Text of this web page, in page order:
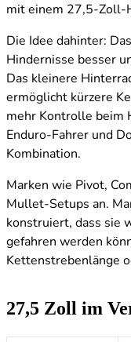
mit einem 27,5-Zoll-
Die Idee dahinter:
Hindernisse besser
Das kleinere
ermöglicht kürzere
mehr Kontrolle beim
Enduro-Fahrer und
Kombination.
Marken wie Pivot,
Mullet-Setups an.
konstruiert, dass sie
gefahren werden
Kettenstrebenlänge
27,5 Zoll im